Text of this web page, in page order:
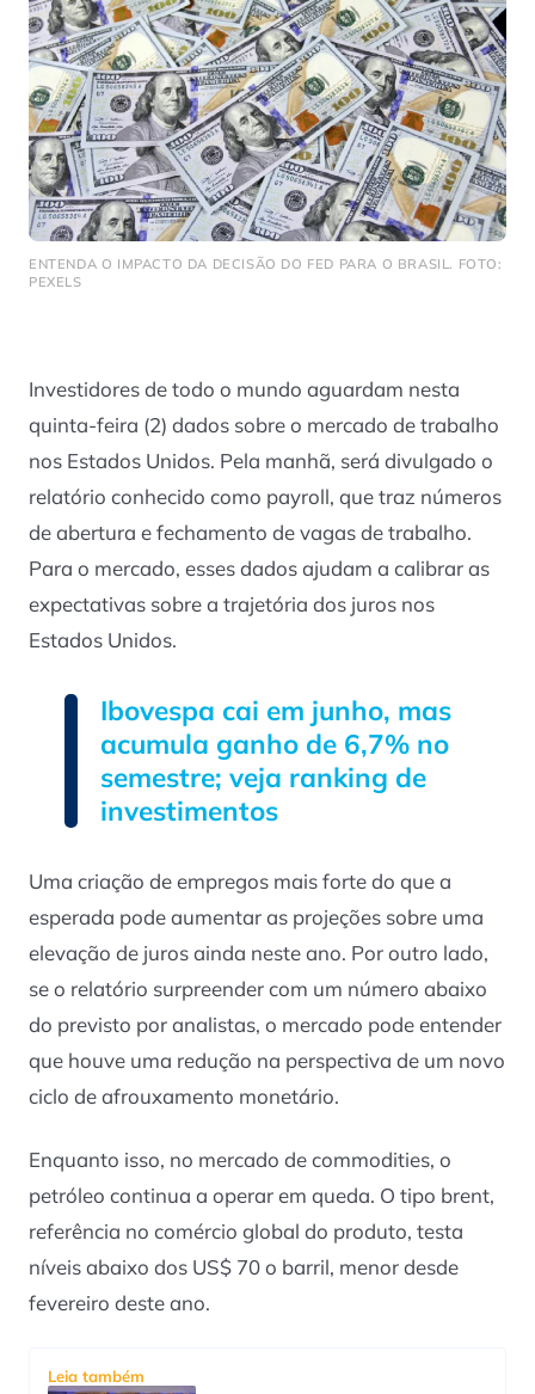
ENTENDA O IMPACTO DA DECISÃO DO FED PARA O BRASIL. FOTO:
PEXELS
Investidores de todo o mundo aguardam nesta
quinta-feira (2) dados sobre o mercado de trabalho
nos Estados Unidos. Pela manhã, será divulgado o
relatório conhecido como payroll, que traz números
de abertura e fechamento de vagas de trabalho.
Para o mercado, esses dados ajudam a calibrar as
expectativas sobre a trajetória dos juros nos
Estados Unidos.
Ibovespa cai em junho, mas
acumula ganho de 6,7% no
semestre; veja ranking de
investimentos
Uma criação de empregos mais forte do que a
esperada pode aumentar as projeções sobre uma
elevação de juros ainda neste ano. Por outro lado,
se o relatório surpreender com um número abaixo
do previsto por analistas, o mercado pode entender
que houve uma redução na perspectiva de um novo
ciclo de afrouxamento monetário.
Enquanto isso, no mercado de commodities, o
petróleo continua a operar em queda. O tipo brent,
referência no comércio global do produto, testa
níveis abaixo dos US$ 70 o barril, menor desde
fevereiro deste ano.
Leia também